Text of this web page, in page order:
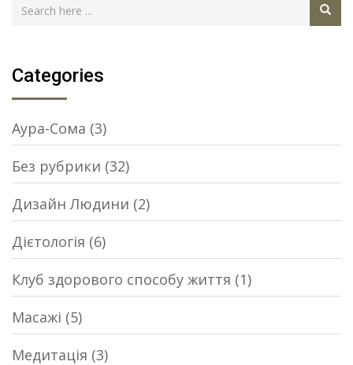
Categories
Аура-Сома (3)
Без рубрики (32)
Дизайн Людини (2)
Дієтологія (6)
Клуб здорового способу життя (1)
Масажі (5)
Медитація (3)